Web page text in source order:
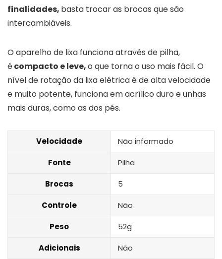
finalidades, basta trocar as brocas que são
intercambiáveis.
O aparelho de lixa funciona através de pilha,
écompacto e leve,o que torna o uso mais fácil. O
nível de rotação da lixa elétrica é de alta velocidade
e muito potente, funciona em acrílico duro e unhas
mais duras, como as dos pés.
Velocidade Não informado
Fonte Pilha
Brocas 5
Controle Não
Peso 52g
Adicionais Não